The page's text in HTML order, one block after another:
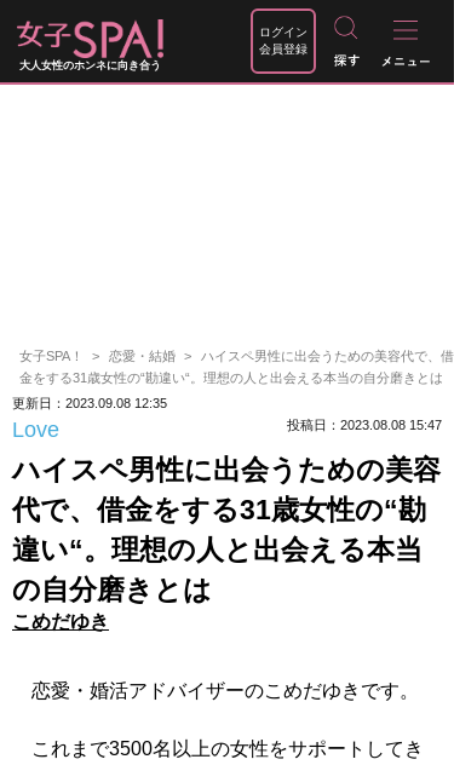
大人女性のホンネに向き合う
ログイン
会員登録
女子SPA！ 恋愛・結婚
ハイスペ男性に出会うための美容代で、借
金をする31歳女性の“勘違い“。理想の人と出会える本当の自分磨きとは
更新日：2023.09.08 12:35
Love 投稿日：2023.08.08 15:47
ハイスペ男性に出会うための美容
代で、借金をする31歳女性の“勘
違い“。理想の人と出会える本当
の自分磨きとは
こめだゆき
恋愛・婚活アドバイザーのこめだゆきです。
これまで3500名以上の女性をサポートしてき